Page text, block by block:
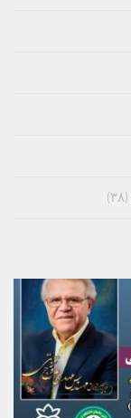
(۳۸)